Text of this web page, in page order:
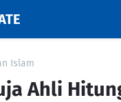
Islam
Ahli